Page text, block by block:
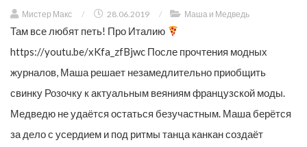
Мистер Макс / 28.06.2019 / Маша и Медведь
Там все любят петь! Про Италию
https://youtu.be/xKfa_zfBjwc После прочтения модных
журналов, Маша решает незамедлительно приобщить
свинку Розочку к актуальным веяниям французской моды.
Медведю не удаётся остаться безучастным. Маша берётся
за дело с усердием и под ритмы танца канкан создаёт